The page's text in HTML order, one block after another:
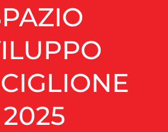
2025